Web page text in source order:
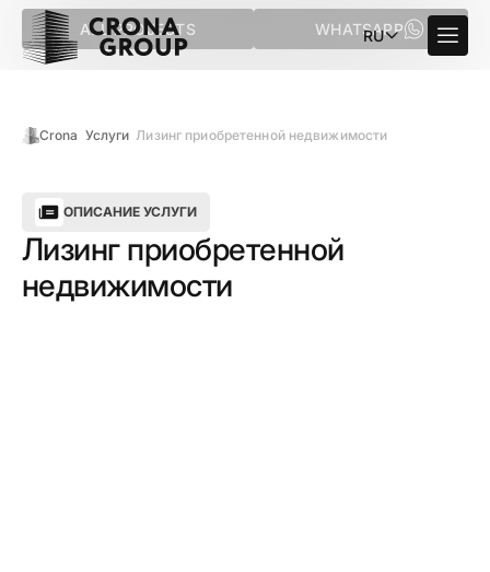
ALL PROJECTS WHATSAPP
RU
Crona Услуги Лизинг приобретенной недвижимости
ОПИСАНИЕ УСЛУГИ
Лизинг приобретенной
недвижимости